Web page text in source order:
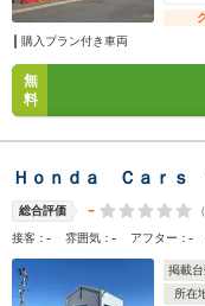
購入プラン付き車両
無
料
Ｈｏｎｄａ Ｃａｒｓ
総合評価 -
接客：- 雰囲気：- アフター：-
掲載
所在